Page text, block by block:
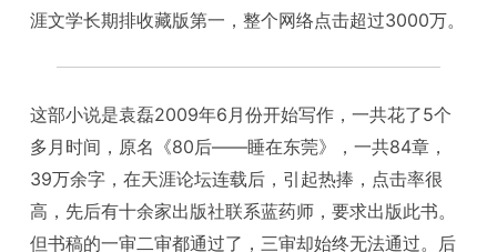
涯文学长期排收藏版第一，整个网络点击超过3000万。
这部小说是袁磊2009年6月份开始写作，一共花了5个
多月时间，原名《80后——睡在东莞》，一共84章，
39万余字，在天涯论坛连载后，引起热捧，点击率很
高，先后有十余家出版社联系蓝药师，要求出版此书。
但书稿的一审二审都通过了，三审却始终无法通过。后